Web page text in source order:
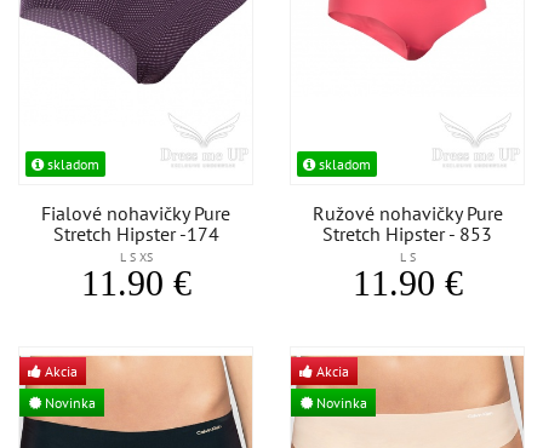
skladom
Fialové nohavičky Pure
Stretch Hipster -174
L S XS
11.90 €
skladom
Ružové nohavičky Pure
Stretch Hipster - 853
L S
11.90 €
Akcia
Novinka
Akcia
Novinka